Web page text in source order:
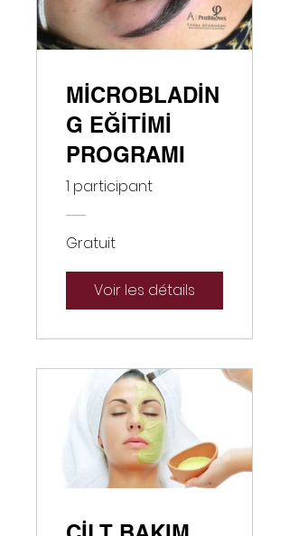
MİCROBLADİN
G EĞİTİMİ
PROGRAMI
1 participant
Gratuit
Voir les détails